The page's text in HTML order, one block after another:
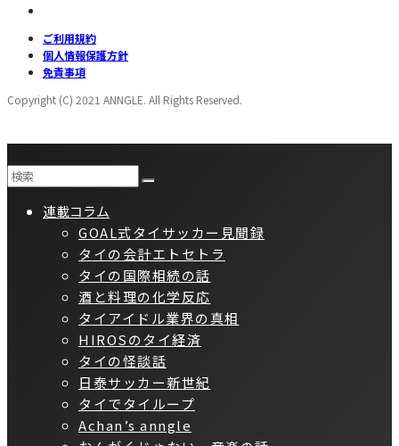
ご利用規約
個人情報保護方針
免責事項
Copyright (C) 2021 ANNGLE. All Rights Reserved.
連載コラム
GOAL式タイサッカー見聞録
タイの会計エトセトラ
タイの国際相続の話
酒と料理の化学反応
タイアイドル業界の真相
HIROSのタイ経済
タイの怪談話
日泰サッカー新世紀
タイでタイループ
Achan’s anngle